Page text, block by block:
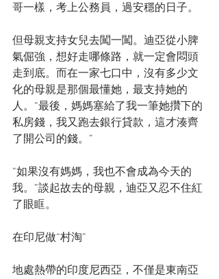
哥一樣，考上公務員，過安穩的日子。
但母親支持女兒去闖一闖。迪亞從小脾
氣倔強，想好走哪條路，就一定會悶頭
走到底。而在一家七口中，沒有多少文
化的母親是那個最懂她，最支持她的
人。“最後，媽媽塞給了我一筆她攢下的
私房錢，我又跑去銀行貸款，這才湊齊
了開公司的錢。”
“如果沒有媽媽，我也不會成為今天的
我。”談起故去的母親，迪亞又忍不住紅
了眼眶。
在印尼做“村淘”
地處熱帶的印度尼西亞，不僅是東南亞